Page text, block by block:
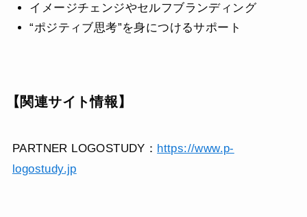
イメージチェンジやセルフブランディング
“ポジティブ思考”を身につけるサポート
【関連サイト情報】
PARTNER LOGOSTUDY： https://www.p-
logostudy.jp